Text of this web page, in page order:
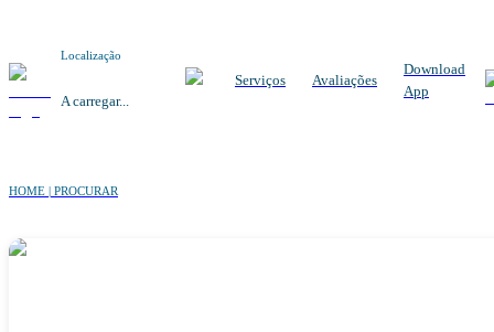
Localização
A carregar...
Serviços Avaliações
Download
App
HOME | PROCURAR